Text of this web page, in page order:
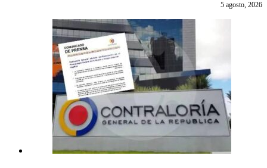
5 agosto, 2026